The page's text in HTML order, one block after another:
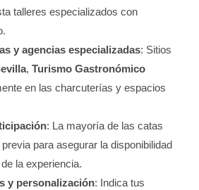
talleres especializados con
y agencias especializadas: Sitios
, Turismo Gastronómico
en las charcuterías y espacios
: La mayoría de las catas
para asegurar la disponibilidad
la experiencia.
y personalización: Indica tus